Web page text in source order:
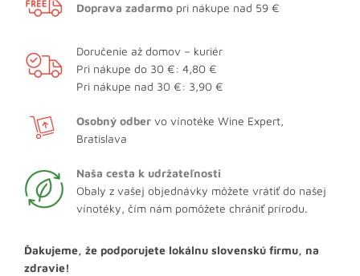
Doprava zadarmo pri nákupe nad 59 €
Doručenie až domov – kuriér
Pri nákupe do 30 €: 4,80 €
Pri nákupe nad 30 €: 3,90 €
Osobný odber vo vínotéke Wine Expert,
Bratislava
Naša cesta k udržateľnosti
Obaly z vašej objednávky môžete vrátiť do našej
vínotéky, čím nám pomôžete chrániť prírodu.
Ďakujeme, že podporujete lokálnu slovenskú firmu, na
zdravie!